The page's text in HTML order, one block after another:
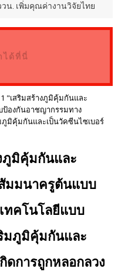
งานวิจัยไทย ENTERTAINMENT
ด้ที่นี่
"เสริมสร้างภูมิคุ้มกันและ
องกันอาชญากรรมทาง
ภูมิคุ้มกันและเป็นวัคซีนไซเบอร์
ภูมิคุ้มกันและ
มมนาครูต้นแบบ
ทคโนโลยีแบบ
มภูมิคุ้มกันและ
ดการถูกหลอกลวง